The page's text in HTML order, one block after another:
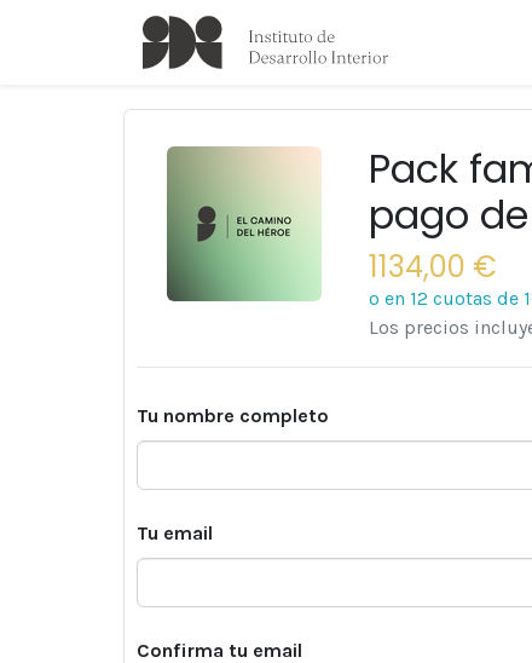
Pack
pago
1134,00 €
o en 12 cuotas de
Los precios
Tu nombre completo
Tu email
Confirma tu email